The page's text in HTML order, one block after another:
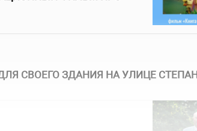
СВОЕГО ЗДАНИЯ НА УЛИЦЕ